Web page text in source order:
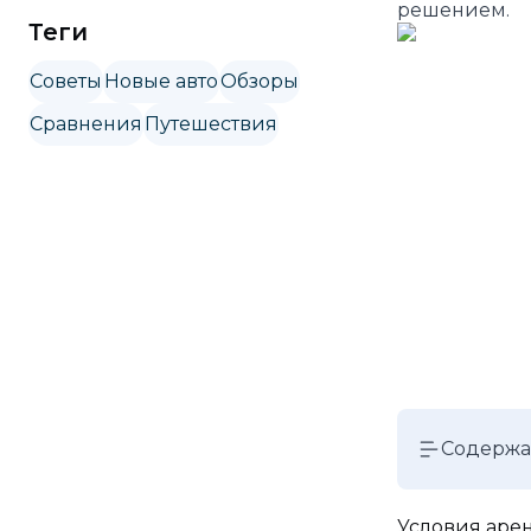
Теги
Советы Новые автоОбзоры
Сравнения Путешествия
решением.